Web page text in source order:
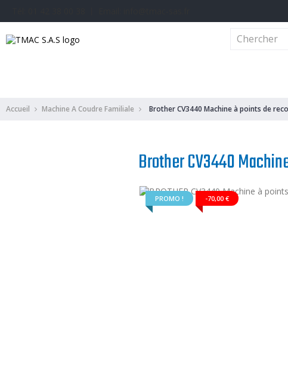
Accueil Machine A Coudre Familiale Brother CV3440 Machine à points de
Brother CV3440
PROMO ! -70,00 €